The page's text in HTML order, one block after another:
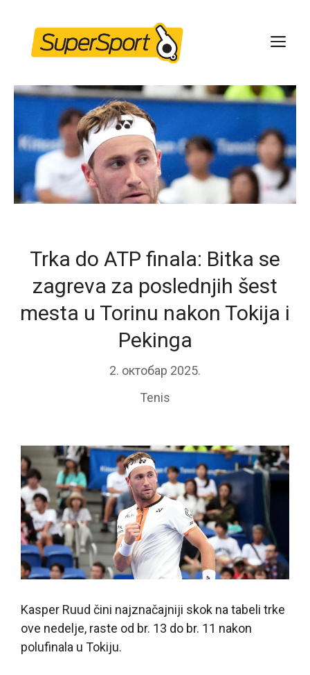
content
Trka do ATP finala: Bitka se
zagreva za poslednjih šest
mesta u Torinu nakon Tokija i
Pekinga
2. октобар 2025.
Tenis
Kasper Ruud čini najznačajniji skok na tabeli trke
ove nedelje, raste od br. 13 do br. 11 nakon
polufinala u Tokiju.